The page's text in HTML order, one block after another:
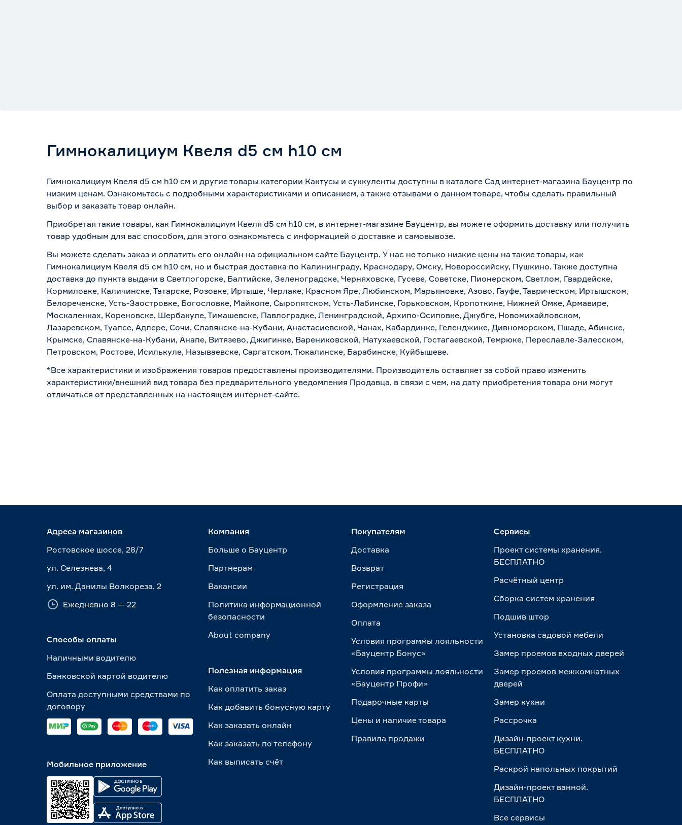
Гимнокалициум Квеля d5 см h10 см
Гимнокалициум Квеля d5 см h10 см и другие товары категории Кактусы и суккуленты доступны в каталоге Сад интернет-магазина Бауцентр по
низким ценам. Ознакомьтесь с подробными характеристиками и описанием, а также отзывами о данном товаре, чтобы сделать правильный
выбор и заказать товар онлайн.
Приобретая такие товары, как Гимнокалициум Квеля d5 см h10 см, в интернет-магазине Бауцентр, вы можете оформить доставку или получить
товар удобным для вас способом, для этого ознакомьтесь с информацией о доставке и самовывозе.
Вы можете сделать заказ и оплатить его онлайн на официальном сайте Бауцентр. У нас не только низкие цены на такие товары, как
Гимнокалициум Квеля d5 см h10 см, но и быстрая доставка по Калининграду, Краснодару, Омску, Новороссийску, Пушкино. Также доступна
доставка до пункта выдачи в Светлогорске, Балтийске, Зеленоградске, Черняховске, Гусеве, Советске, Пионерском, Светлом, Гвардейске,
Кормиловке, Каличинске, Татарске, Розовке, Иртыше, Черлаке, Красном Яре, Любинском, Марьяновке, Азово, Гауфе, Таврическом, Иртышском,
Белореченске, Усть-Заостровке, Богословке, Майкопе, Сыропятском, Усть-Лабинске, Горьковском, Кропоткине, Нижней Омке, Армавире,
Москаленках, Кореновске, Шербакуле, Тимашевске, Павлоградке, Ленинградской, Архипо-Осиповке, Джубге, Новомихайловском,
Лазаревском, Туапсе, Адлере, Сочи, Славянске-на-Кубани, Анастасиевской, Чанах, Кабардинке, Геленджике, Дивноморском, Пшаде, Абинске,
Крымске, Славянске-на-Кубани, Анапе, Витязево, Джигинке, Варениковской, Натухаевской, Гостагаевской, Темрюке, Переславле-Залесском,
Петровском, Ростове, Исилькуле, Называевске, Саргатском, Тюкалинске, Барабинске, Куйбышеве.
*Все характеристики и изображения товаров предоставлены производителями. Производитель оставляет за собой право изменить
характеристики/внешний вид товара без предварительного уведомления Продавца, в связи с чем, на дату приобретения товара они могут
отличаться от представленных на настоящем интернет-сайте.
Адреса магазинов
Ростовское шоссе, 28/7
ул. Селезнева, 4
ул. им. Данилы Волкореза, 2
Ежедневно 8 — 22
Способы оплаты
Наличными водителю
Банковской картой водителю
Оплата доступными средствами по
договору
Мобильное приложение
Компания
Больше о Бауцентр
Партнерам
Вакансии
Политика информационной
безопасности
About сompany
Полезная информация
Как оплатить заказ
Как добавить бонусную карту
Как заказать онлайн
Как заказать по телефону
Как выписать счёт
Покупателям
Доставка
Возврат
Регистрация
Оформление заказа
Оплата
Условия программы лояльности
«Бауцентр Бонус»
Условия программы лояльности
«Бауцентр Профи»
Подарочные карты
Цены и наличие товара
Правила продажи
Сервисы
Проект системы хранения.
БЕСПЛАТНО
Расчётный центр
Сборка систем хранения
Подшив штор
Установка садовой мебели
Замер проемов входных дверей
Замер проемов межкомнатных
дверей
Замер кухни
Рассрочка
Дизайн-проект кухни.
БЕСПЛАТНО
Раскрой напольных покрытий
Дизайн-проект ванной.
БЕСПЛАТНО
Все сервисы